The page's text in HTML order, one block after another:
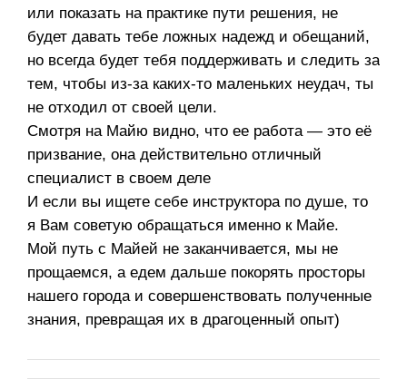
или показать на практике пути решения, не
будет давать тебе ложных надежд и обещаний,
но всегда будет тебя поддерживать и следить за
тем, чтобы из-за каких-то маленьких неудач, ты
не отходил от своей цели.
Смотря на Майю видно, что ее работа — это её
призвание, она действительно отличный
специалист в своем деле
И если вы ищете себе инструктора по душе, то
я Вам советую обращаться именно к Майе.
Мой путь с Майей не заканчивается, мы не
прощаемся, а едем дальше покорять просторы
нашего города и совершенствовать полученные
знания, превращая их в драгоценный опыт)